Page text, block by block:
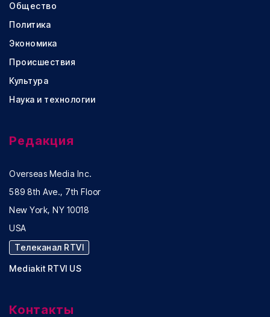
Общество
Политика
Экономика
Происшествия
Культура
Наука и технологии
Редакция
Overseas Media Inc.
589 8th Ave., 7th Floor
New York, NY 10018
USA
Телеканал RTVI
Mediakit RTVI US
Контакты